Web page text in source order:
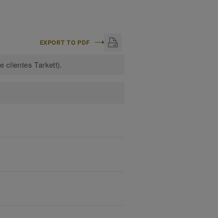
EXPORT TO PDF
clientes Tarkett).